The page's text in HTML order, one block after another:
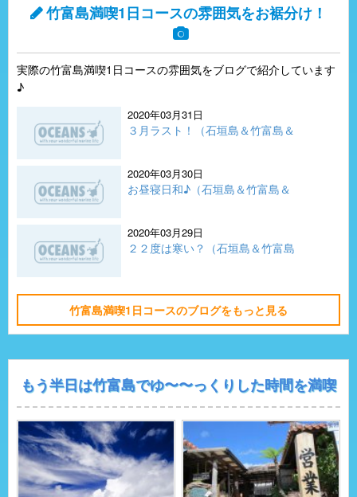
竹富島満喫1日コースの雰囲気をお裾分け！
実際の竹富島満喫1日コースの雰囲気をブログで紹介しています
♪
2020年03月31日
３月ラスト！（石垣島＆竹富島＆
2020年03月30日
お昼寝日和♪（石垣島＆竹富島＆
2020年03月29日
２２度は寒い？（石垣島＆竹富島
竹富島満喫1日コースのブログをもっと見る
もう半日は竹富島でゆ〜〜っくりした時間を満喫